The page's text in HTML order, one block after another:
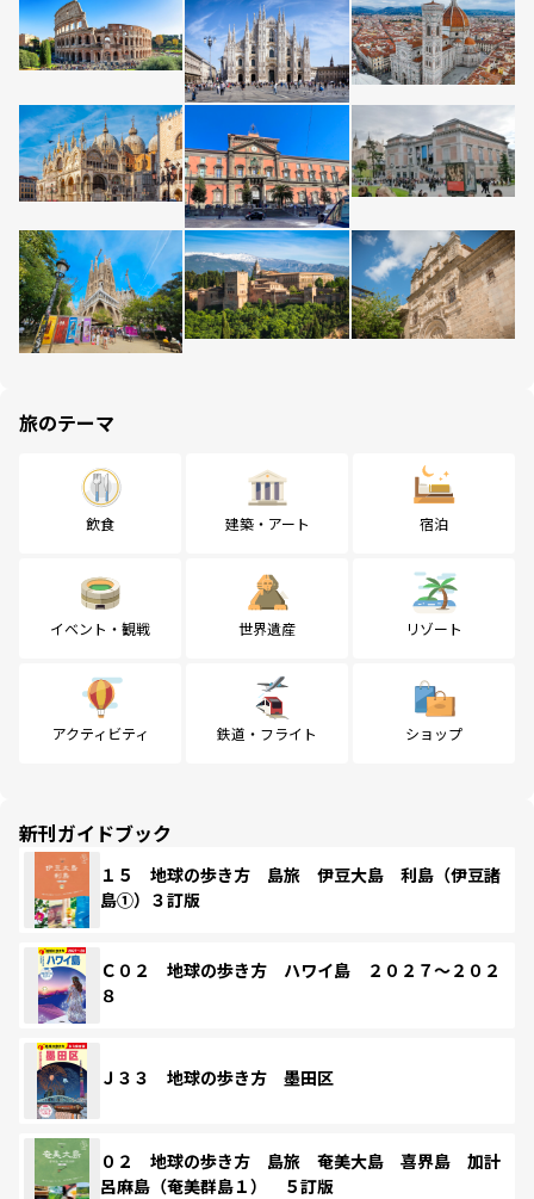
旅のテーマ
飲食 建築・アート 宿泊
イベント・観戦 世界遺産 リゾート
アクティビティ 鉄道・フライト ショップ
新刊ガイドブック
１５ 地球の歩き方 島旅 伊豆大島 利島（伊豆諸
島①）３訂版
Ｃ０２ 地球の歩き方 ハワイ島 ２０２７～２０２
８
Ｊ３３ 地球の歩き方 墨田区
０２ 地球の歩き方 島旅 奄美大島 喜界島 加計
呂麻島（奄美群島１） ５訂版